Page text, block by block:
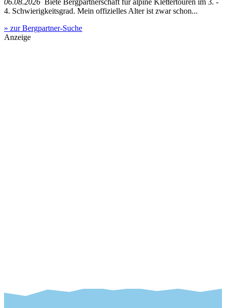
4. Schwierigkeitsgrad. Mein offizielles Alter ist zwar schon...
» zur Bergpartner-Suche
Anzeige